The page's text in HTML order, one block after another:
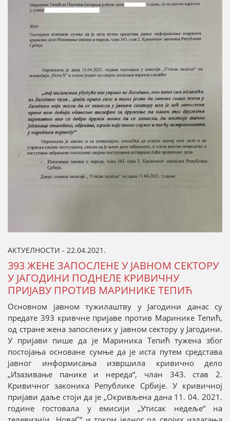
АКТУЕЛНОСТИ - 22.04.2021.
393 ЖЕНЕ ЗАПОСЛЕНЕ У ЈАВНОМ СЕКТОРУ
У ЈАГОДИНИ ПОДНЕЛЕ КРИВИЧНУ
ПРИЈАВУ ПРОТИВ МАРИНИКЕ ТЕПИЋ
Основном јавном тужилаштву у Јагодини данас су
предате 393 кривчне пријаве против Маринике Тепић,
од стране жена запослених у јавном сектору у Јагодини.
У пријави пише да је Мариника Тепић тужена због
постојања основане сумње да је иста путем средстава
јавног информисања извршила кривично дело
„Изазивање панике и нереда“, члан 343. став 2.
Кривичног законика Републике Србије. У кривичној
пријави даље стоји да је „Окривљена дана 11. 04. 2021.
године гостовала у емисији „Утисак недеље“ на